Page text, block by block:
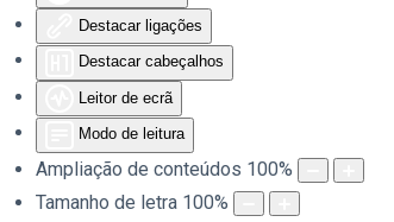
Destacar ligações
Destacar cabeçalhos
Leitor de ecrã
Modo de leitura
Ampliação de conteúdos 100%
Tamanho de letra 100%